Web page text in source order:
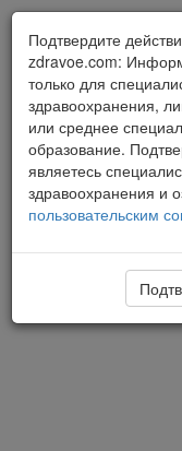
Подтвердите
zdravoe.com:
только для
здравоохранения,
или среднее
образование.
являетесь
здравоохранения и
пользовательским